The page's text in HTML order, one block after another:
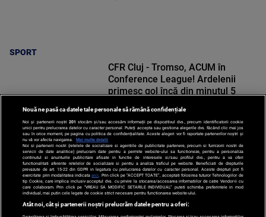
SPORT
SPORT
CFR Cluj - Tromso, ACUM în
Conference League! Ardelenii
primesc gol încă din minutul 5
Nouă ne pasă ca datele tale personale să rămână confidențiale
Noi și partenerii noștri 201 stocăm și/sau accesăm informații pe dispozitivul dvs., precum identificatorii cookie
unici pentru prelucrarea datelor cu caracter personal. Puteți accepta sau gestiona alegerile dvs. făcând clic mai jos
sau în orice moment, pe pagina cu politica de confidențialitate. Aceste alegeri vor fi raportate partenerilor noștri și
nu vă vor afecta navigarea.
Mai multe detalii
Noi si partenerii nostri (retelele de socializare si agentiile de publicitate partenere, precum si furnizorii nostri de
servicii de date analitice) prelucram date pentru a permite website-ului sa functioneze, pentru a personaliza
continutul si anunturile publicitare afisate in functie de interesele si/sau profilul dvs., pentru a va oferi
functionalitati aferente retelelor de socializare si pentru a analiza traficul pe website. Beneficiati de drepturile
prevazute de art. 15-22 din GDPR in legatura cu prelucrarea datelor cu caracter personal. Aceste drepturi pot fi
exercitate prin modalitatea indicataaici . Prin click pe “ACCEPT TOATE”, acceptati folosirea tuturor Tehnologiilor de
tip Cookie, care implica inclusiv acceptul dvs. cu privire la stocarea/accesarea informatiilor de catre Vendor-ii cu
care colaboram. Prin click pe “VREAU SA MODIFIC SETARILE INDIVIDUAL” puteti schimba preferintele in mod
individual, mai putin cele legate de cookie strict necesare pentru functionarea website-ului.
Atât noi, cât și partenerii noștri prelucrăm datele pentru a oferi: